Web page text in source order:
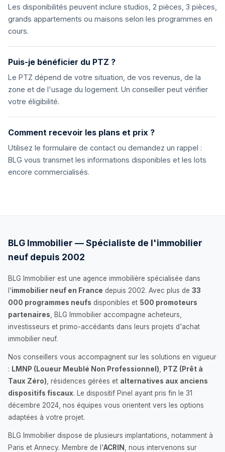
Les disponibilités peuvent inclure studios, 2 pièces, 3 pièces,
grands appartements ou maisons selon les programmes en
cours.
Puis-je bénéficier du PTZ ?
Le PTZ dépend de votre situation, de vos revenus, de la
zone et de l'usage du logement. Un conseiller peut vérifier
votre éligibilité.
Comment recevoir les plans et prix ?
Utilisez le formulaire de contact ou demandez un rappel :
BLG vous transmet les informations disponibles et les lots
encore commercialisés.
BLG Immobilier — Spécialiste de l'immobilier
neuf depuis 2002
BLG Immobilier est une agence immobilière spécialisée dans
l'immobilier neuf en France depuis 2002. Avec plus de 33
000 programmes neufs disponibles et 500 promoteurs
partenaires , BLG Immobilier accompagne acheteurs,
investisseurs et primo-accédants dans leurs projets d'achat
immobilier neuf.
Nos conseillers vous accompagnent sur les solutions en vigueur
: LMNP (Loueur Meublé Non Professionnel)
PTZ (Prêt à
Taux Zéro) , résidences gérées et alternatives aux anciens
dispositifs fiscaux. Le dispositif Pinel ayant pris fin le 31
décembre 2024, nos équipes vous orientent vers les options
adaptées à votre projet.
BLG Immobilier dispose de plusieurs implantations, notamment à
Paris et Annecy. Membre de l'ACRIN
, nous intervenons sur